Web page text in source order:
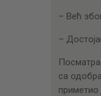
– Већ
–
са
приметио